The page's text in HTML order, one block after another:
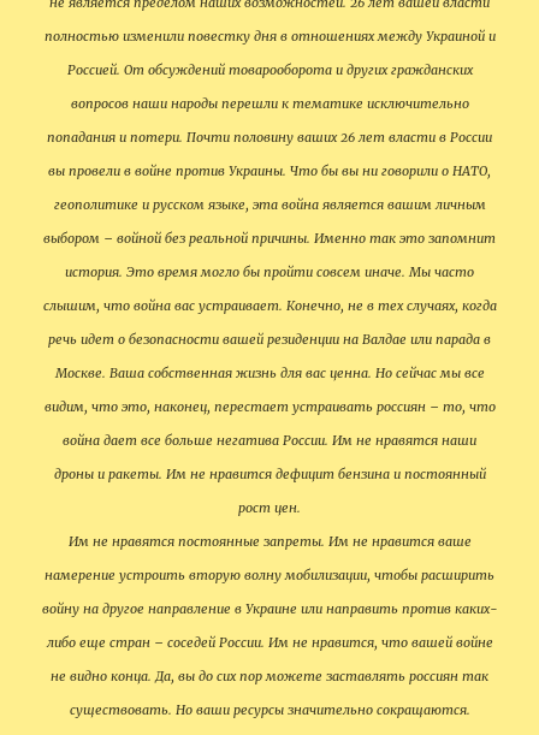
не является пределом наших возможностей. 26 лет вашей власти
полностью изменили повестку дня в отношениях между Украиной и
Россией. От обсуждений товарооборота и других гражданских
вопросов наши народы перешли к тематике исключительно
попадания и потери. Почти половину ваших 26 лет власти в России
вы провели в войне против Украины. Что бы вы ни говорили о НАТО,
геополитике и русском языке, эта война является вашим личным
выбором – войной без реальной причины. Именно так это запомнит
история. Это время могло бы пройти совсем иначе. Мы часто
слышим, что война вас устраивает. Конечно, не в тех случаях, когда
речь идет о безопасности вашей резиденции на Валдае или парада в
Москве. Ваша собственная жизнь для вас ценна. Но сейчас мы все
видим, что это, наконец, перестает устраивать россиян – то, что
война дает все больше негатива России. Им не нравятся наши
дроны и ракеты. Им не нравится дефицит бензина и постоянный
рост цен.
Им не нравятся постоянные запреты. Им не нравится ваше
намерение устроить вторую волну мобилизации, чтобы расширить
войну на другое направление в Украине или направить против каких-
либо еще стран – соседей России. Им не нравится, что вашей войне
не видно конца. Да, вы до сих пор можете заставлять россиян так
существовать. Но ваши ресурсы значительно сокращаются.